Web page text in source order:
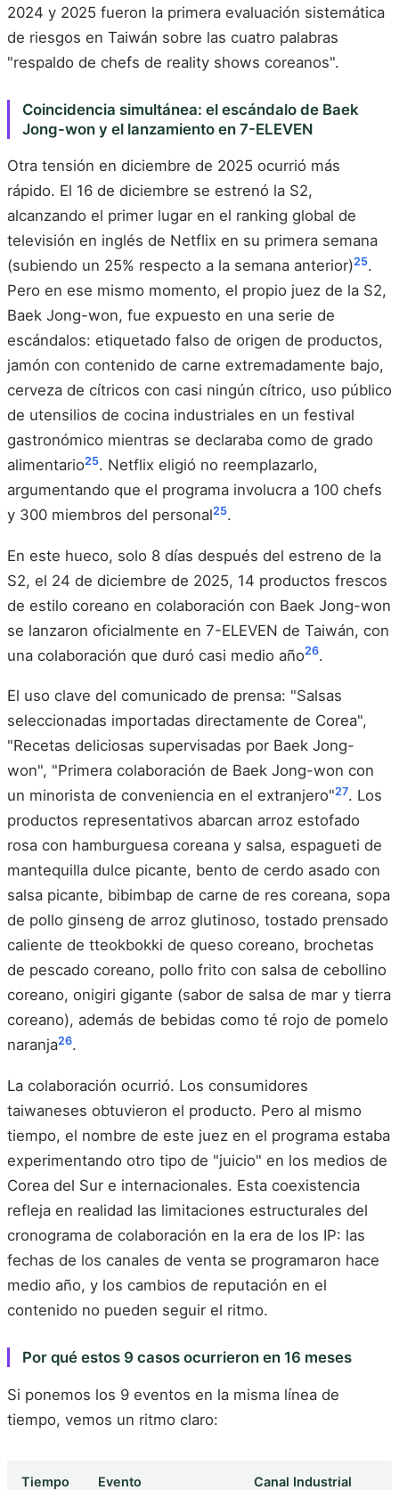
2024 y 2025 fueron la primera evaluación sistemática
de riesgos en Taiwán sobre las cuatro palabras
"respaldo de chefs de reality shows coreanos".
Coincidencia simultánea: el escándalo de Baek
Jong-won y el lanzamiento en 7-ELEVEN
Otra tensión en diciembre de 2025 ocurrió más
rápido. El 16 de diciembre se estrenó la S2,
alcanzando el primer lugar en el ranking global de
televisión en inglés de Netflix en su primera semana
(subiendo un 25% respecto a la semana anterior)25.
Pero en ese mismo momento, el propio juez de la S2,
Baek Jong-won, fue expuesto en una serie de
escándalos: etiquetado falso de origen de productos,
jamón con contenido de carne extremadamente bajo,
cerveza de cítricos con casi ningún cítrico, uso público
de utensilios de cocina industriales en un festival
gastronómico mientras se declaraba como de grado
alimentario25. Netflix eligió no reemplazarlo,
argumentando que el programa involucra a 100 chefs
y 300 miembros del personal25.
En este hueco, solo 8 días después del estreno de la
S2, el 24 de diciembre de 2025, 14 productos frescos
de estilo coreano en colaboración con Baek Jong-won
se lanzaron oficialmente en 7-ELEVEN de Taiwán, con
una colaboración que duró casi medio año26.
El uso clave del comunicado de prensa: "Salsas
seleccionadas importadas directamente de Corea",
"Recetas deliciosas supervisadas por Baek Jong-
won", "Primera colaboración de Baek Jong-won con
un minorista de conveniencia en el extranjero"27. Los
productos representativos abarcan arroz estofado
rosa con hamburguesa coreana y salsa, espagueti de
mantequilla dulce picante, bento de cerdo asado con
salsa picante, bibimbap de carne de res coreana, sopa
de pollo ginseng de arroz glutinoso, tostado prensado
caliente de tteokbokki de queso coreano, brochetas
de pescado coreano, pollo frito con salsa de cebollino
coreano, onigiri gigante (sabor de salsa de mar y tierra
coreano), además de bebidas como té rojo de pomelo
naranja26.
La colaboración ocurrió. Los consumidores
taiwaneses obtuvieron el producto. Pero al mismo
tiempo, el nombre de este juez en el programa estaba
experimentando otro tipo de "juicio" en los medios de
Corea del Sur e internacionales. Esta coexistencia
refleja en realidad las limitaciones estructurales del
cronograma de colaboración en la era de los IP: las
fechas de los canales de venta se programaron hace
medio año, y los cambios de reputación en el
contenido no pueden seguir el ritmo.
Por qué estos 9 casos ocurrieron en 16 meses
Si ponemos los 9 eventos en la misma línea de
tiempo, vemos un ritmo claro:
Tiempo Evento Canal Industrial